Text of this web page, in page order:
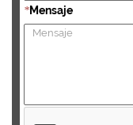
*Mensaje